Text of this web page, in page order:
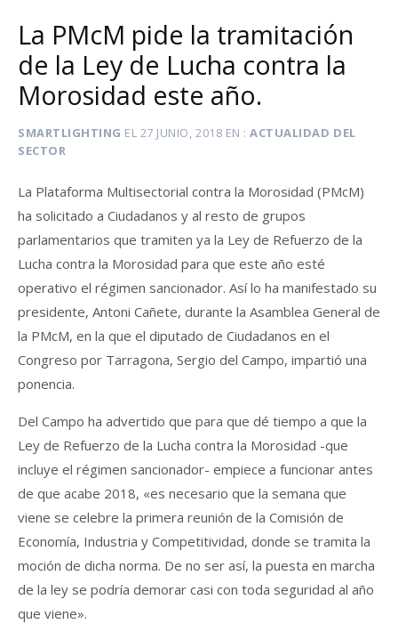
La PMcM pide la tramitación
de la Ley de Lucha contra la
Morosidad este año.
SMARTLIGHTING EL 27 JUNIO, 2018 EN
ACTUALIDAD DEL
SECTOR
La Plataforma Multisectorial contra la Morosidad (PMcM)
ha solicitado a Ciudadanos y al resto de grupos
parlamentarios que tramiten ya la Ley de Refuerzo de la
Lucha contra la Morosidad para que este año esté
operativo el régimen sancionador. Así lo ha manifestado su
presidente, Antoni Cañete, durante la Asamblea General de
la PMcM, en la que el diputado de Ciudadanos en el
Congreso por Tarragona, Sergio del Campo, impartió una
ponencia.
Del Campo ha advertido que para que dé tiempo a que la
Ley de Refuerzo de la Lucha contra la Morosidad -que
incluye el régimen sancionador- empiece a funcionar antes
de que acabe 2018, «es necesario que la semana que
viene se celebre la primera reunión de la Comisión de
Economía, Industria y Competitividad, donde se tramita la
moción de dicha norma. De no ser así, la puesta en marcha
de la ley se podría demorar casi con toda seguridad al año
que viene».